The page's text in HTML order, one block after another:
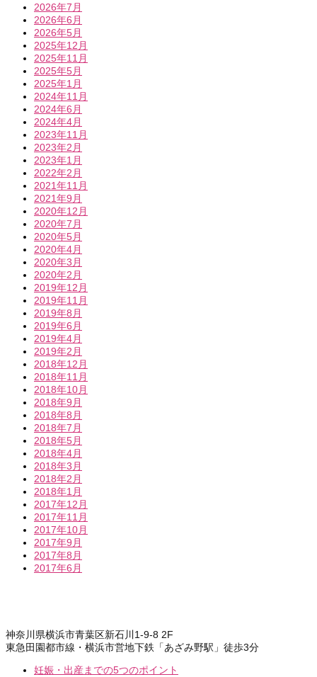
2026年7月
2026年6月
2026年5月
2025年12月
2025年11月
2025年5月
2025年1月
2024年11月
2024年6月
2024年4月
2023年11月
2023年2月
2023年1月
2022年2月
2021年11月
2021年9月
2020年12月
2020年7月
2020年5月
2020年4月
2020年3月
2020年2月
2019年12月
2019年11月
2019年8月
2019年6月
2019年4月
2019年2月
2018年12月
2018年11月
2018年10月
2018年9月
2018年8月
2018年7月
2018年5月
2018年4月
2018年3月
2018年2月
2018年1月
2017年12月
2017年11月
2017年10月
2017年9月
2017年8月
2017年6月
神奈川県横浜市青葉区新石川1-9-8 2F
東急田園都市線・横浜市営地下鉄「あざみ野駅」徒歩3分
妊娠・出産までの5つのポイント